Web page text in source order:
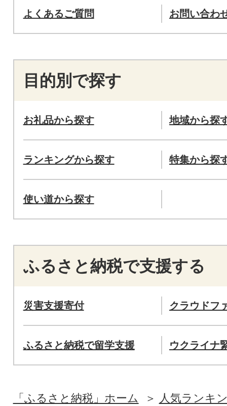
よくあるご質問 お問い合わ
目的別で探す
お礼品から探す 地域から探
ランキングから探す 特集から探
使い道から探す
ふるさと納税で支援する
災害支援寄付 クラウドフ
ふるさと納税で留学支援 ウクライナ
「ふるさと納税」ホーム
人気ランキ